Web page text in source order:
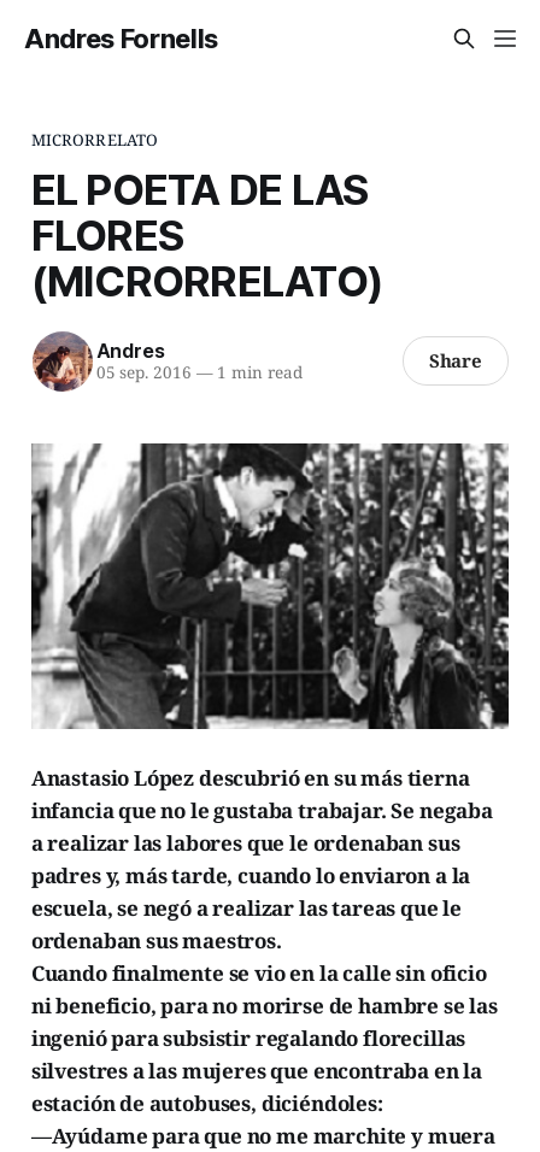
Andres Fornells
MICRORRELATO
EL POETA DE LAS
FLORES
(MICRORRELATO)
Andres
05 sep. 2016 —1 min read Share
Anastasio López descubrió en su más tierna
infancia que no le gustaba trabajar. Se negaba
a realizar las labores que le ordenaban sus
padres y, más tarde, cuando lo enviaron a la
escuela, se negó a realizar las tareas que le
ordenaban sus maestros.
Cuando finalmente se vio en la calle sin oficio
ni beneficio, para no morirse de hambre se las
ingenió para subsistir regalando florecillas
silvestres a las mujeres que encontraba en la
estación de autobuses, diciéndoles:
—Ayúdame para que no me marchite y muera